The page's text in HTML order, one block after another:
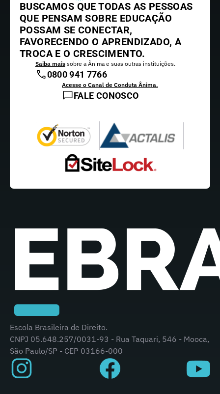
BUSCAMOS QUE TODAS AS PESSOAS
QUE PENSAM SOBRE EDUCAÇÃO
POSSAM SE CONECTAR,
FAVORECENDO O APRENDIZADO, A
TROCA E O CRESCIMENTO.
Saiba maissobre a Ânima e suas outras instituições.
0800 941 7766
Acesse o Canal de Conduta Ânima.
FALE CONOSCO
Escola Brasileira de Direito.
CNPJ 05.648.257/0031-93 - Rua Taquari, 546 - Mooca,
São Paulo/SP - CEP 03166-000